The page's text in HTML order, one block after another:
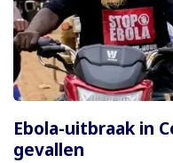
Ebola-uitbraak in
gevallen